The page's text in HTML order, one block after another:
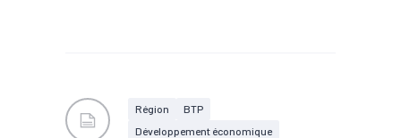
#Travaux publics
Région
BTP
Développement économique